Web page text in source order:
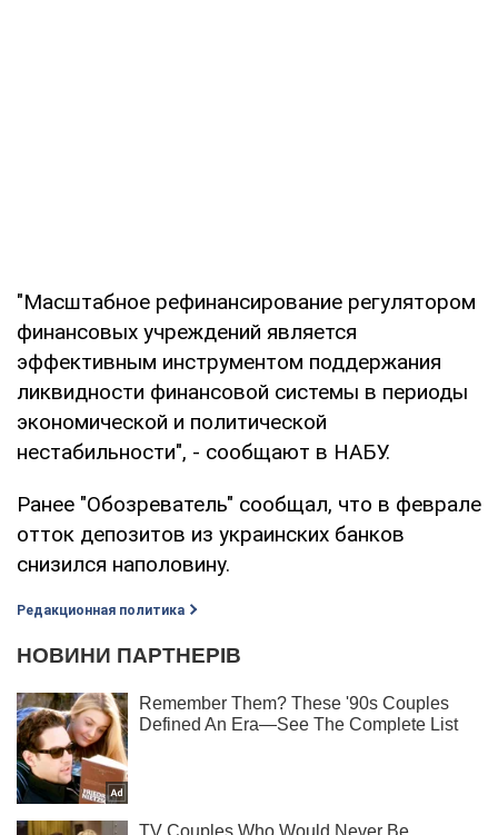
"Масштабное рефинансирование регулятором
финансовых учреждений является
эффективным инструментом поддержания
ликвидности финансовой системы в периоды
экономической и политической
нестабильности", - сообщают в НАБУ.
Ранее "Обозреватель" сообщал, что в феврале
отток депозитов из украинских банков
снизился наполовину.
Редакционная политика